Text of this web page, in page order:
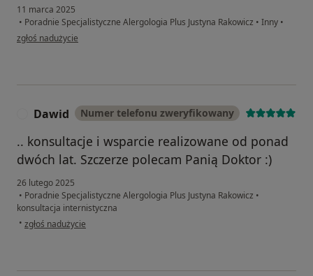
11 marca 2025
• Poradnie Specjalistyczne Alergologia Plus Justyna Rakowicz • Inny •
w opinii użytkownika Anna
zgłoś nadużycie
Dawid Numer telefonu zweryfikowany
.. konsultacje i wsparcie realizowane od ponad
dwóch lat. Szczerze polecam Panią Doktor :)
26 lutego 2025
• Poradnie Specjalistyczne Alergologia Plus Justyna Rakowicz •
konsultacja internistyczna
• w opinii użytkownika Dawid
zgłoś nadużycie